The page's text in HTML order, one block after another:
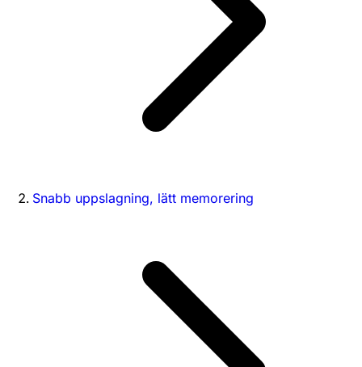
Snabb uppslagning, lätt memorering